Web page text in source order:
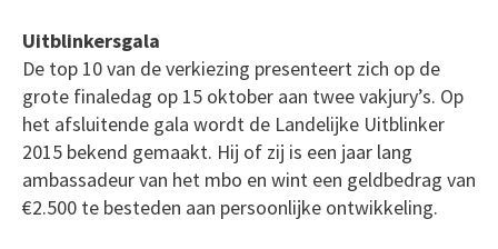
Uitblinkersgala
De top 10 van de verkiezing presenteert zich op de
grote finaledag op 15 oktober aan twee vakjury’s. Op
het afsluitende gala wordt de Landelijke Uitblinker
2015 bekend gemaakt. Hij of zij is een jaar lang
ambassadeur van het mbo en wint een geldbedrag van
€2.500 te besteden aan persoonlijke ontwikkeling.